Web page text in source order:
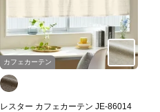
カフェカーテン
レスター カフェカーテン JE-86014